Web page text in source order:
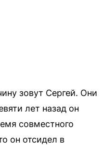
зовут Сергей. Они
лет назад он
совместного
он отсидел в